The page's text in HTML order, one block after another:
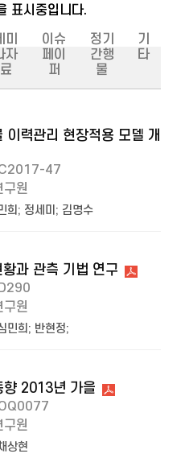
표시중입니다.
미
자
료
이슈
페이
퍼
정기
간행
물
기
타
이력관리 현장적용 모델 개
47
구원
희 ; 정세미 ; 김명수
과 관측 기법 연구
D290
구원
민희 ; 반현정;
향 2013년 가을
구원
상현